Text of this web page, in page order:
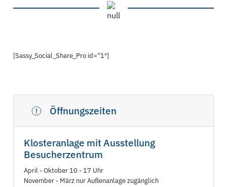
[Sassy_Social_Share_Pro id=“1″]
Öffnungszeiten
Klosteranlage mit Ausstellung
Besucherzentrum
April - Oktober 10 - 17 Uhr
November - März nur Außenanlage zugänglich